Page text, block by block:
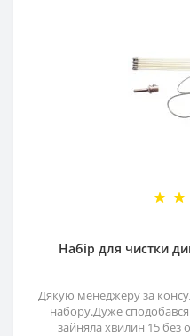
Набір для чистки
Дякую менеджеру за
набору.Дуже
зайняла хвилин 15 без